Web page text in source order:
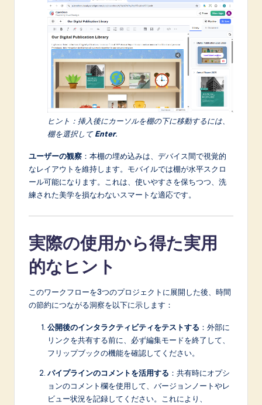
ヒント：挿入後にカーソルを棚の下に移動するには、
棚を選択してEnter.
ユーザーの観察 ：本棚の埋め込みは、デバイス間で視覚的
なレイアウトを維持します。モバイルでは棚が水平スクロ
ール可能になります。これは、使いやすさを保ちつつ、洗
練された美学を損なわないスマートな適応です。
実際の使用から得た実用
的なヒント
このワークフローを3つのプロジェクトに展開した後、時間
の節約につながる洞察を以下に示します：
公開後のインタラクティビティをテストする ：外部に
リンクを共有する前に、必ず編集モードを終了して、
フリップブックの機能を確認してください。
パイプラインのコメントを活用する ：共有時にオプシ
ョンのコメント欄を使用して、バージョンノートやレ
ビュー状況を記録してください。これにより、